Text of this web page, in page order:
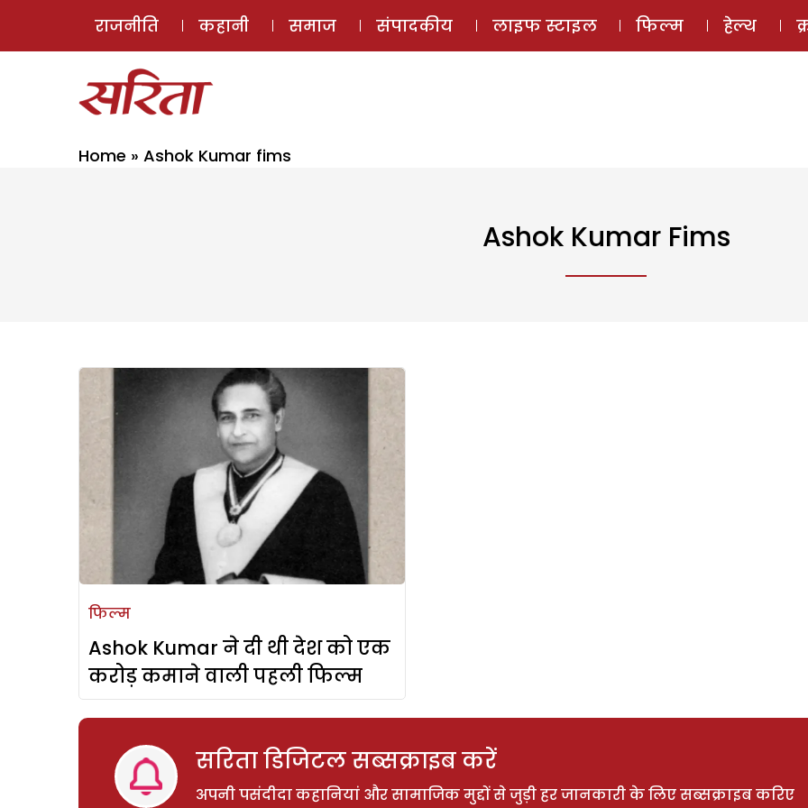
ई-मैगज़ीन
राजनीति कहानी समाज संपादकीय लाइफ स्टाइल फिल्म हेल्थ
Home » Ashok Kumar fims
Ashok Kumar Fims
फिल्म
Ashok Kumar ने दी थी देश को एक
करोड़ कमाने वाली पहली फिल्म
सरिता डिजिटल सब्सक्राइब करें
अपनी पसंदीदा कहानियां और सामाजिक मुद्दों से जुड़ी हर जानकारी के लिए सब्सक्राइब करिए